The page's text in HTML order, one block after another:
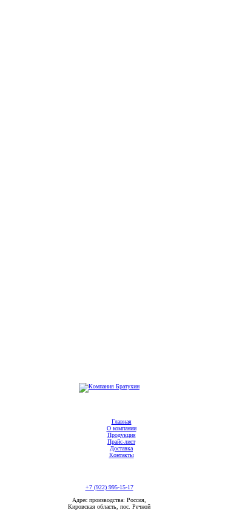
Главная
О компании
Продукция
Прайс-лист
Доставка
Контакты
+7 (922) 995-15-17
Адрес производства: Россия,
Кировская область, пос. Речной